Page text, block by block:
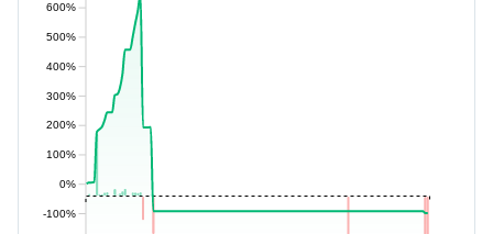
-100%
0%
100%
200%
300%
400%
500%
600%